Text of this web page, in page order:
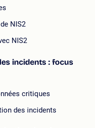
NIS2
NIS2
incidents : focus
critiques
des incidents